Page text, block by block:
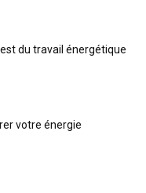
du travail énergétique
votre énergie